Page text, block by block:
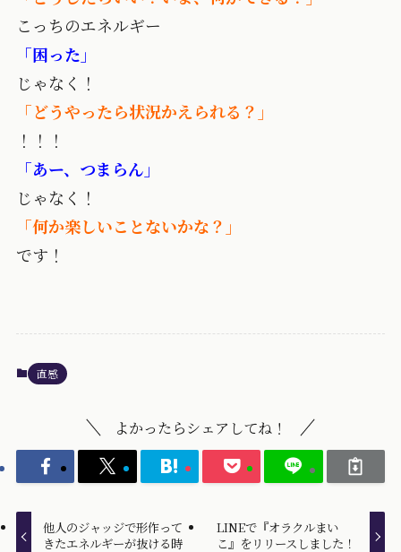
こっちのエネルギー
「困った」
じゃなく！
「どうやったら状況かえられる？」
！！！
「あー、つまらん」
じゃなく！
「何か楽しいことないかな？」
です！
直感
よかったらシェアしてね！
他人のジャッジで形作って
きたエネルギーが抜ける時
LINEで『オラクルまい
こ』をリリースしました！